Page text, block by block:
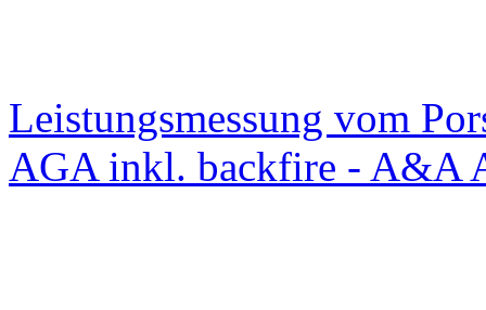
Leistungsmessung vom
AGA inkl. backfire - A&A